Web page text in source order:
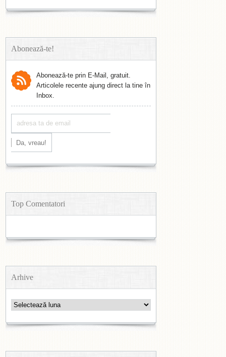
Abonează-te!
Abonează-te prin E-Mail, gratuit.
Articolele recente ajung direct la tine în
Inbox.
Top Comentatori
Arhive
Arhive